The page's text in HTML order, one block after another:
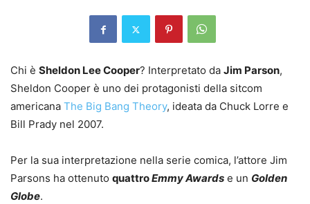
Chi è Sheldon Lee Cooper? Interpretato da Jim Parson,
Sheldon Cooper è uno dei protagonisti della sitcom
americana The Big Bang Theory, ideata da Chuck Lorre e
Bill Prady nel 2007.
Per la sua interpretazione nella serie comica, l’attore Jim
Parsons ha ottenuto quattroEmmy Awards e un Golden
Globe.